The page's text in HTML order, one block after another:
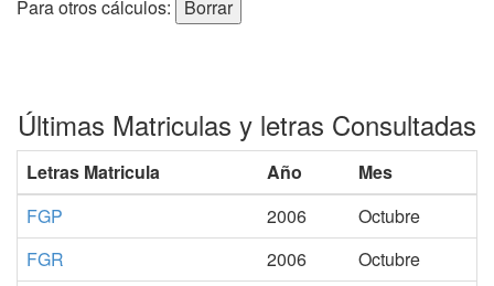
Para otros cálculos:
Últimas Matriculas y letras Consultadas
Letras Matricula Año
Mes
FGP
2006
Octubre
FGR
2006
Octubre